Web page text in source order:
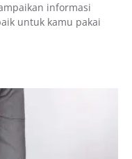
informasi
untuk kamu pakai